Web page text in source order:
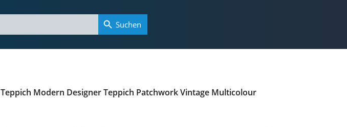
Teppich Modern Designer Teppich Patchwork Vintage Multicolour
Suchen